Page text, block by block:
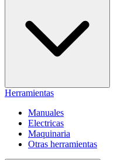
Herramientas
Manuales
Electricas
Maquinaria
Otras herramientas